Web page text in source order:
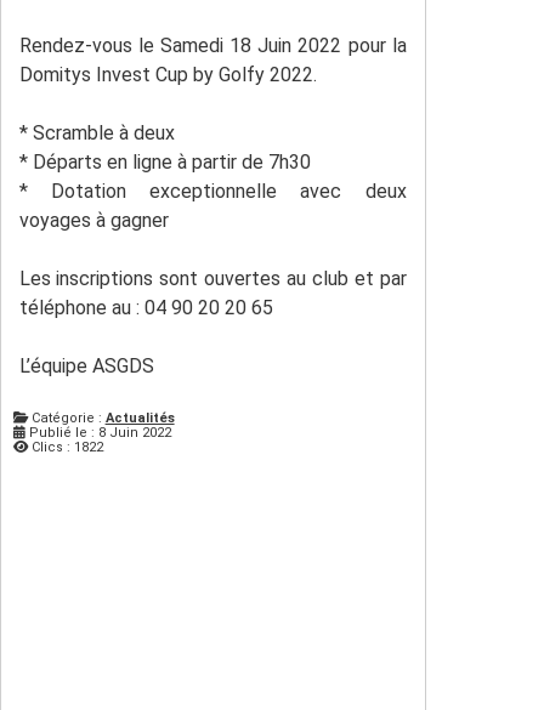
Rendez-vous le Samedi 18 Juin 2022 pour la
Domitys Invest Cup by Golfy 2022.
*Scramble à deux
*Départs en ligne à partir de 7h30
*Dotation exceptionnelle avec deux
voyages à gagner
Les inscriptions sont ouvertes au club et par
téléphone au : 04 90 20 20 65
L’équipe ASGDS
Catégorie : Actualités
Publié le : 8 Juin 2022
Clics : 1822